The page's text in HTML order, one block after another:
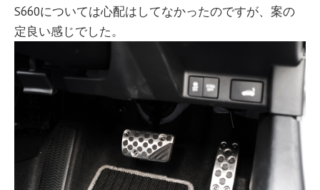
S660については心配はしてなかったのですが、案の
定良い感じでした。